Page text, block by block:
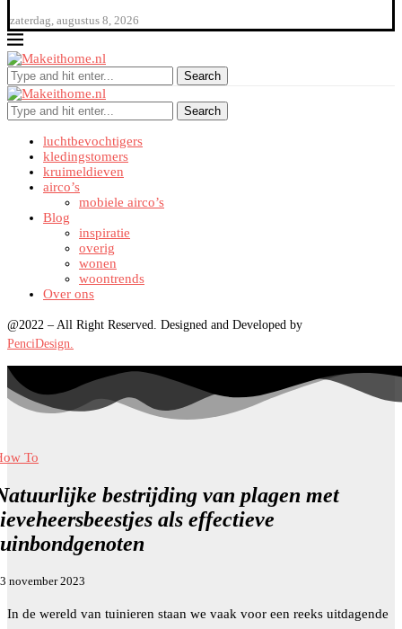
zaterdag, augustus 8, 2026
Search
Search
luchtbevochtigers
kledingstomers
kruimeldieven
airco’s
mobiele airco’s
Blog
inspiratie
overig
wonen
woontrends
Over ons
@2022 – All Right Reserved. Designed and Developed by
PenciDesign.
To
bestrijding van plagen met
als effectieve
november 2023
In de wereld van tuinieren staan we vaak voor een reeks uitdagende